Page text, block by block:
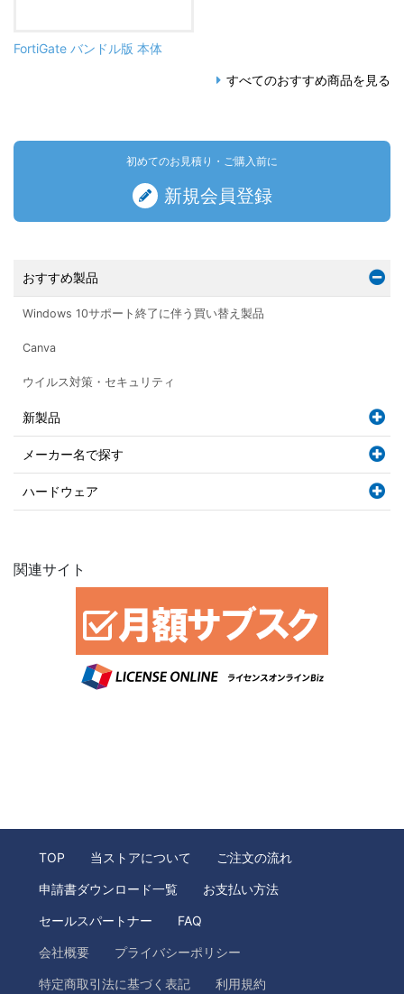
FortiGate バンドル版 本体
すべてのおすすめ商品を見る
初めてのお見積り・ご購入前に
新規会員登録
おすすめ製品
Windows 10サポート終了に伴う買い替え製品
Canva
ウイルス対策・セキュリティ
新製品
メーカー名で探す
ハードウェア
関連サイト
TOP 当ストアについて ご注文の流れ
申請書ダウンロード一覧 お支払い方法
セールスパートナー FAQ
会社概要 プライバシーポリシー
特定商取引法に基づく表記 利用規約